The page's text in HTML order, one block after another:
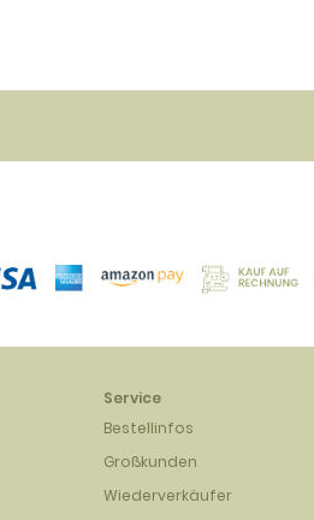
Service
Bestellinfos
Großkunden
Wiederverkäufer